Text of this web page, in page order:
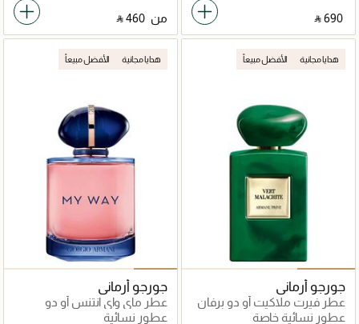
‎ ⃁ ⁦690⁩ ‎ من ‎ ⃁ ⁦460⁩ ‎
هدايا مجانية الأفضل مبيعاً
جورجو أرماني
عطر فيرت ملاكيت أو دو برفان
50مل
عطور نسائية خاصة
هدايا مجانية الأفضل مبيعاً
جورجو أرماني
عطر ماي واي انتنس أو دو
بارفان
عطور نسائية